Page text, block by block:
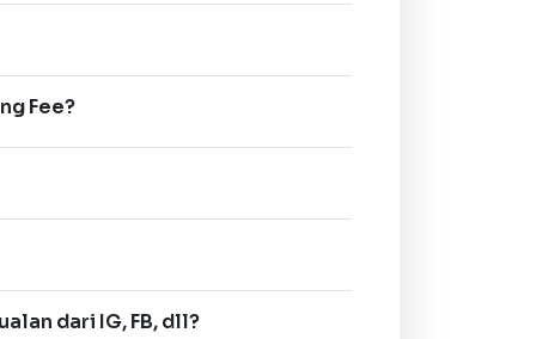
Fee?
dari IG, FB, dll?